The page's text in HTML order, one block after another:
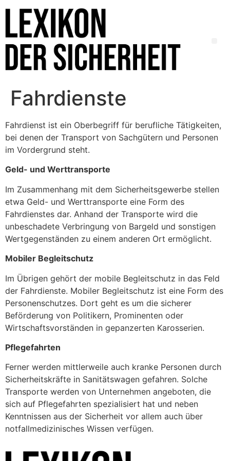
Fahrdienste
Fahrdienst ist ein Oberbegriff für berufliche Tätigkeiten,
bei denen der Transport von Sachgütern und Personen
im Vordergrund steht.
Geld- und Werttransporte
Im Zusammenhang mit dem Sicherheitsgewerbe stellen
etwa Geld- und Werttransporte eine Form des
Fahrdienstes dar. Anhand der Transporte wird die
unbeschadete Verbringung von Bargeld und sonstigen
Wertgegenständen zu einem anderen Ort ermöglicht.
Mobiler Begleitschutz
Im Übrigen gehört der mobile Begleitschutz in das Feld
der Fahrdienste. Mobiler Begleitschutz ist eine Form des
Personenschutzes. Dort geht es um die sicherer
Beförderung von Politikern, Prominenten oder
Wirtschaftsvorständen in gepanzerten Karosserien.
Pflegefahrten
Ferner werden mittlerweile auch kranke Personen durch
Sicherheitskräfte in Sanitätswagen gefahren. Solche
Transporte werden von Unternehmen angeboten, die
sich auf Pflegefahrten spezialisiert hat und neben
Kenntnissen aus der Sicherheit vor allem auch über
notfallmedizinisches Wissen verfügen.